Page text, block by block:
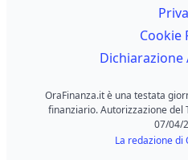
Cookie
Dichiarazione
OraFinanza.it è una testata
finanziario. Autorizzazione del
07/04/
La redazione di